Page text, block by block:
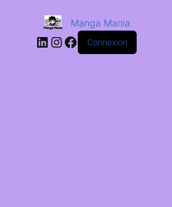
Manga Mania
Connexion